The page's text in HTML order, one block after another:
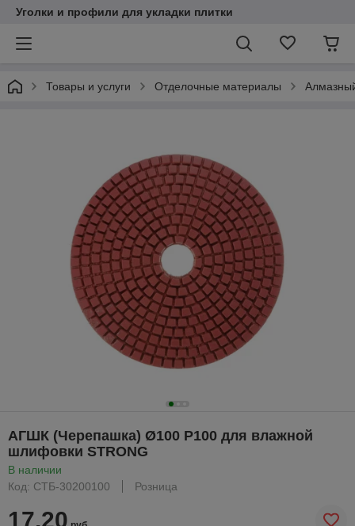
Уголки и профили для укладки плитки
Товары и услуги Отделочные материалы
АГШК (Черепашка) Ø100 P100 для влажной
шлифовки STRONG
В наличии
Код: СТБ-30200100
Розница
17,20